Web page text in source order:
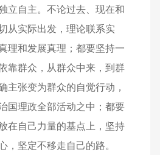
立自主。不论过去、现在和
从实际出发，理论联系实
理和发展真理；都要坚持一
靠群众，从群众中来，到群
主张变为群众的自觉行动，
国理政全部活动之中；都要
在自己力量的基点上，坚持
，坚定不移走自己的路。